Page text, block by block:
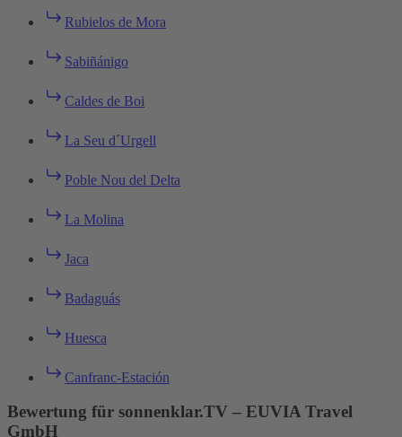
Rubielos de Mora
Sabiñánigo
Caldes de Boi
La Seu d´Urgell
Poble Nou del Delta
La Molina
Jaca
Badaguás
Huesca
Canfranc-Estación
Bewertung für sonnenklar.TV – EUVIA Travel
GmbH